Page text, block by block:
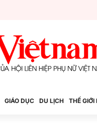
GIÁO DỤC DU LỊCH THẾ GIỚI